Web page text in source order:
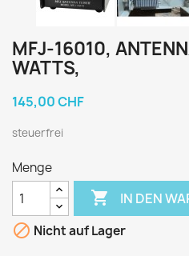
MFJ-16010,
WATTS,
145,00 CHF
steuerfrei
Menge
 IN DEN
 Nicht auf Lager